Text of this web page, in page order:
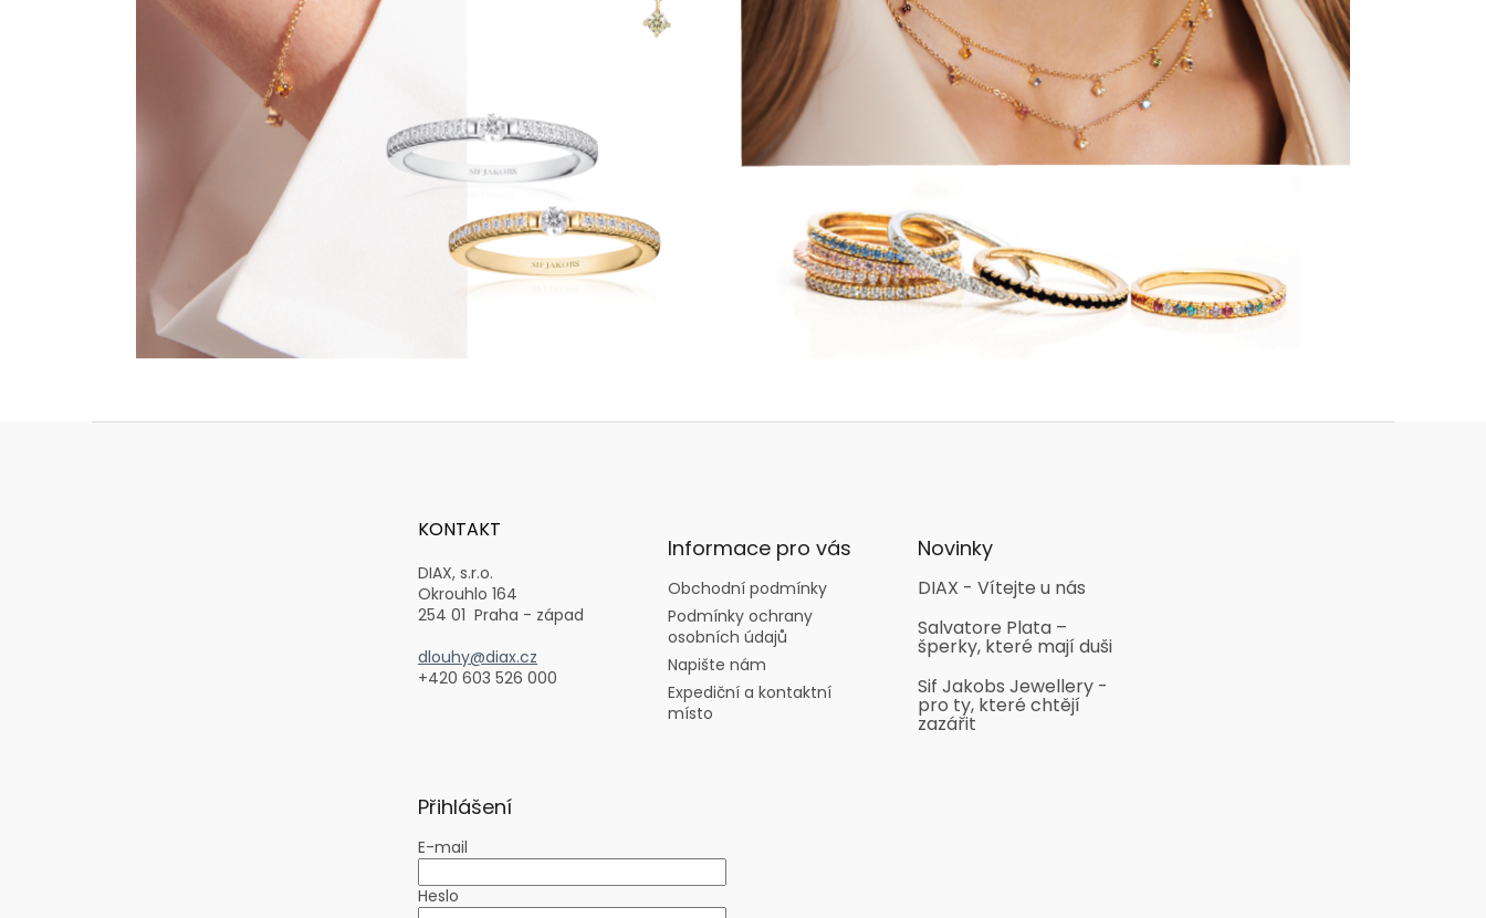
KONTAKT
DIAX, s.r.o.
Okrouhlo 164
254 01 Praha - západ
dlouhy@diax.cz
+420 603 526 000
Informace pro vás
Obchodní podmínky
Podmínky ochrany
osobních údajů
Napište nám
Expediční a kontaktní
místo
Novinky
DIAX - Vítejte u nás
Salvatore Plata –
šperky, které mají duši
Sif Jakobs Jewellery -
pro ty, které chtějí
zazářit
Přihlášení
E-mail
Heslo